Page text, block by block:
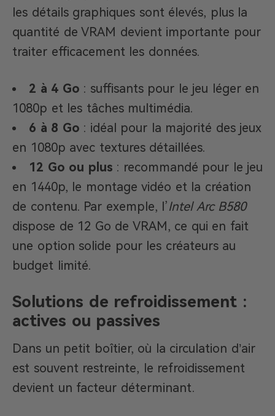
les détails graphiques sont élevés, plus la
quantité de VRAM devient importante pour
traiter efficacement les données.
2 à 4 Go : suffisants pour le jeu léger en
1080p et les tâches multimédia.
6 à 8 Go : idéal pour la majorité des jeux
en 1080p avec textures détaillées.
12 Go ou plus : recommandé pour le jeu
en 1440p, le montage vidéo et la création
de contenu. Par exemple, l’Intel Arc B580
dispose de 12 Go de VRAM, ce qui en fait
une option solide pour les créateurs au
budget limité.
Solutions de refroidissement :
actives ou passives
Dans un petit boîtier, où la circulation d’air
est souvent restreinte, le refroidissement
devient un facteur déterminant.